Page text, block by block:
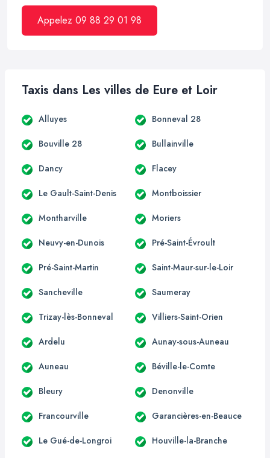
Appelez 09 88 29 01 98
Taxis dans Les villes de Eure et Loir
Alluyes Bonneval 28
Bouville 28 Bullainville
Dancy Flacey
Le Gault-Saint-Denis Montboissier
Montharville Moriers
Neuvy-en-Dunois Pré-Saint-Évroult
Pré-Saint-Martin Saint-Maur-sur-le-Loir
Sancheville Saumeray
Trizay-lès-Bonneval Villiers-Saint-Orien
Ardelu Aunay-sous-Auneau
Auneau Béville-le-Comte
Bleury Denonville
Francourville Garancières-en-Beauce
Le Gué-de-Longroi Houville-la-Branche